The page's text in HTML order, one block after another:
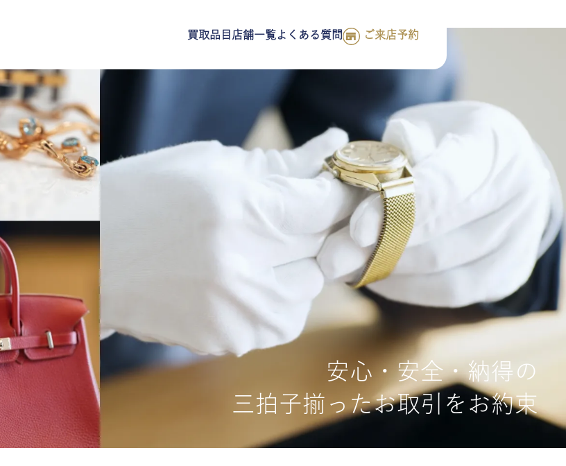
買取品目 店舗一覧よくある質問 ご来店予約
買取品目
店舗一覧
安心・安全・納得の
三拍子揃ったお取引をお約束